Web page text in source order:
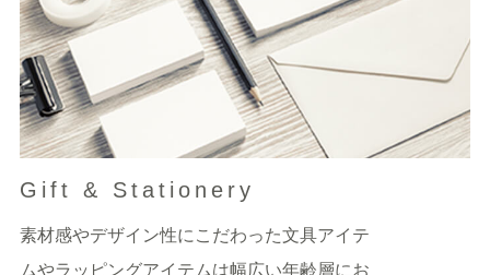
Gift & Stationery
素材感やデザイン性にこだわった文具アイテ
ムやラッピングアイテムは幅広い年齢層にお